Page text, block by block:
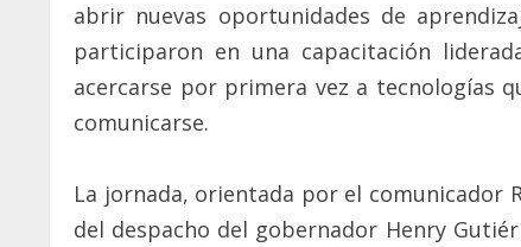
abrir nuevas oportunidades de
participaron en una capacitación
acercarse por primera vez a tecnologías
comunicarse.
La jornada, orientada por el comunicador
del despacho del gobernador Henry